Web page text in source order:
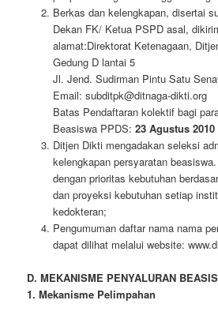
Berkas dan kelengkapan, disertai
Dekan FK/ Ketua PSPD asal,
alamat:Direktorat Ketenagaan,
Gedung D lantai 5
Jl. Jend. Sudirman Pintu Satu
Email: subditpk@ditnaga-dikti.org
Batas Pendaftaran kolektif bagi
Beasiswa PPDS: 23 Agustus 2010
Ditjen Dikti mengadakan seleksi
kelengkapan persyaratan
dengan prioritas kebutuhan
dan proyeksi kebutuhan setiap
kedokteran;
Pengumuman daftar nama nama
dapat dilihat melalui website:
D. MEKANISME PENYALURAN
1. Mekanisme Pelimpahan